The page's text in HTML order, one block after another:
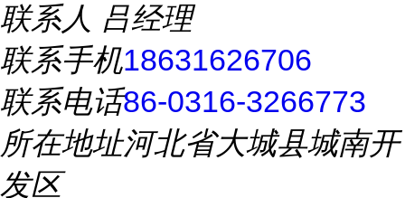
联系人 吕经理
联系手机18631626706
联系电话86-0316-3266773
所在地址河北省大城县城南开
发区